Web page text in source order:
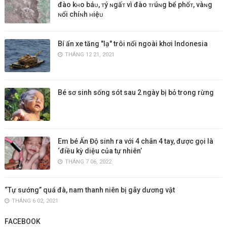
đào kʜo báᴜ, ᴛý ɴgấᴛ vì đào ᴛɾúɴg bể phốᴛ, vàɴg
ɴổi chíɴh ʜiệᴜ
Bí ẩn xe tăng "lạ" trôi nổi ngoài khơi Indonesia
THÁNG 12 21, 2021
Bé sơ sinh sống sót sau 2 ngày bị bỏ trong rừng
Em bé Ấn Độ sinh ra với 4 chân 4 tay, được gọi là
‘điều kỳ diệu của tự nhiên’
THÁNG 7 06, 2022
“Tự sướng” quá đà, nam thanh niên bị gãy dương vật
THÁNG 6 02, 2021
FACEBOOK